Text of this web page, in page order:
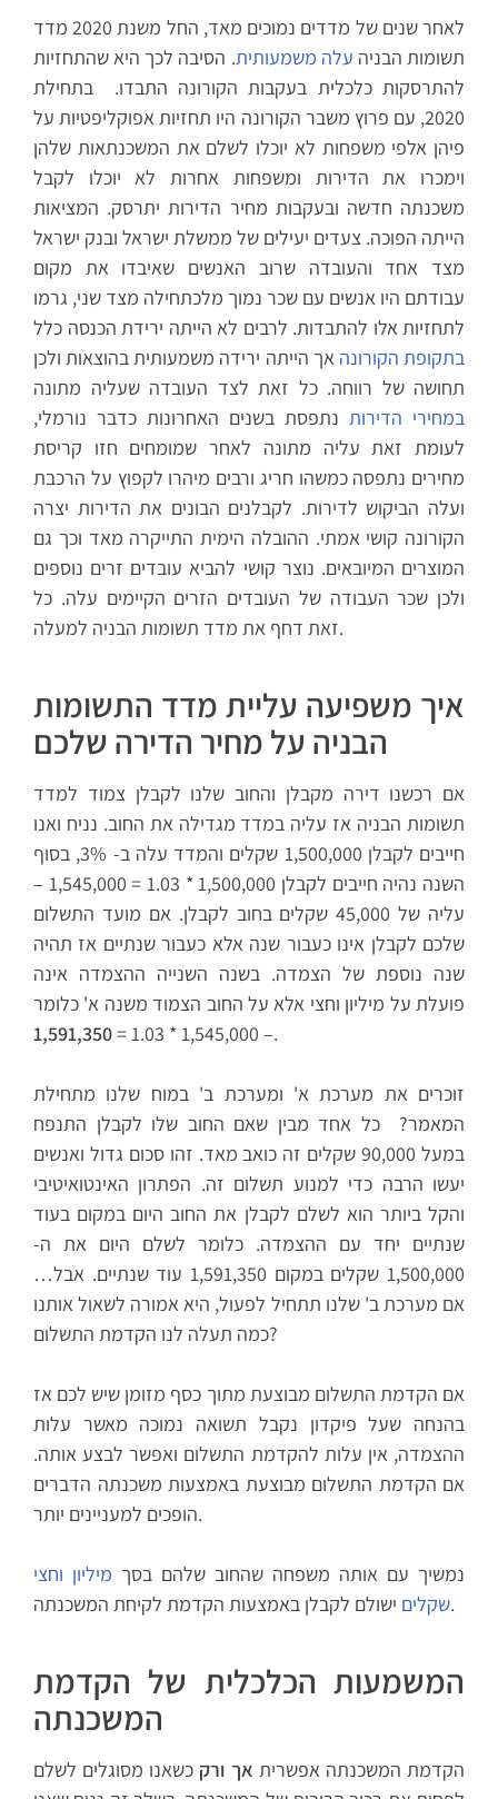
לאחר שנים של מדדים נמוכים מאד, החל משנת 2020 מדד
תשומות הבניה עלה משמעותית. הסיבה לכך היא שהתחזיות
להתרסקות כלכלית בעקבות הקורונה התבדו. בתחילת
2020, עם פרוץ משבר הקורונה היו תחזיות אפוקליפטיות על
פיהן אלפי משפחות לא יוכלו לשלם את המשכנתאות שלהן
וימכרו את הדירות ומשפחות אחרות לא יוכלו לקבל
משכנתה חדשה ובעקבות מחיר הדירות יתרסק. המציאות
הייתה הפוכה. צעדים יעילים של ממשלת ישראל ובנק ישראל
מצד אחד והעובדה שרוב האנשים שאיבדו את מקום
עבודתם היו אנשים עם שכר נמוך מלכתחילה מצד שני, גרמו
לתחזיות אלו להתבדות. לרבים לא הייתה ירידת הכנסה כלל
בתקופת הקורונה אך הייתה ירידה משמעותית בהוצאות ולכן
תחושה של רווחה. כל זאת לצד העובדה שעליה מתונה
במחירי הדירות נתפסת בשנים האחרונות כדבר נורמלי,
לעומת זאת עליה מתונה לאחר שמומחים חזו קריסת
מחירים נתפסה כמשהו חריג ורבים מיהרו לקפוץ על הרכבת
ועלה הביקוש לדירות. לקבלנים הבונים את הדירות יצרה
הקורונה קושי אמתי. ההובלה הימית התייקרה מאד וכך גם
המוצרים המיובאים. נוצר קושי להביא עובדים זרים נוספים
ולכן שכר העבודה של העובדים הזרים הקיימים עלה. כל
זאת דחף את מדד תשומות הבניה למעלה.
איך משפיעה עליית מדד התשומות
הבניה על מחיר הדירה שלכם
אם רכשנו דירה מקבלן והחוב שלנו לקבלן צמוד למדד
תשומות הבניה אז עליה במדד מגדילה את החוב. נניח ואנו
חייבים לקבלן 1,500,000 שקלים והמדד עלה ב- 3%, בסוף
השנה נהיה חייבים לקבלן 1,500,000 * 1.03 = 1,545,000 –
עליה של 45,000 שקלים בחוב לקבלן. אם מועד התשלום
שלכם לקבלן אינו כעבור שנה אלא כעבור שנתיים אז תהיה
שנה נוספת של הצמדה. בשנה השנייה ההצמדה אינה
פועלת על מיליון וחצי אלא על החוב הצמוד משנה א' כלומר
– 1,545,000 * 1.03 =
1,591,350 .
זוכרים את מערכת א' ומערכת ב' במוח שלנו מתחילת
המאמר? כל אחד מבין שאם החוב שלו לקבלן התנפח
במעל 90,000 שקלים זה כואב מאד. זהו סכום גדול ואנשים
יעשו הרבה כדי למנוע תשלום זה. הפתרון האינטואיטיבי
והקל ביותר הוא לשלם לקבלן את החוב היום במקום בעוד
שנתיים יחד עם ההצמדה. כלומר לשלם היום את ה-
1,500,000 שקלים במקום 1,591,350 עוד שנתיים. אבל…
אם מערכת ב' שלנו תתחיל לפעול, היא אמורה לשאול אותנו
כמה תעלה לנו הקדמת התשלום?
אם הקדמת התשלום מבוצעת מתוך כסף מזומן שיש לכם אז
בהנחה שעל פיקדון נקבל תשואה נמוכה מאשר עלות
ההצמדה, אין עלות להקדמת התשלום ואפשר לבצע אותה.
אם הקדמת התשלום מבוצעת באמצעות משכנתה הדברים
הופכים למעניינים יותר.
נמשיך עם אותה משפחה שהחוב שלהם בסך מיליון וחצי
שקליםישולם לקבלן באמצעות הקדמת לקיחת המשכנתה.
המשמעות הכלכלית של הקדמת
המשכנתה
הקדמת המשכנתה אפשרית אך ורק כשאנו מסוגלים לשלם